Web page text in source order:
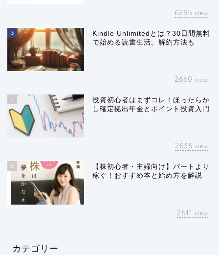
6295 view
3
Kindle Unlimitedとは？30日間無料
で始める読書生活。解約方法も
2660 view
4
投資初心者はまずコレ！ほったらか
し確定拠出年金とポイント投資入門
2636 view
5
【株初心者・主婦向け】パートより
稼ぐ！おすすめ本と始め方を解説
2611 view
カテゴリー